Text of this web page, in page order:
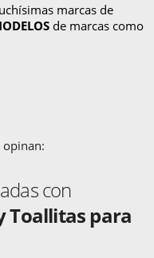
marcas de
de marcas como
opinan:
con
Toallitas para